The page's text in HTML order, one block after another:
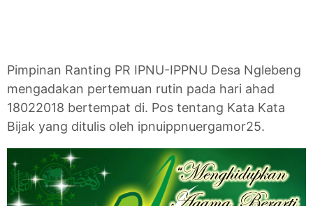
Pimpinan Ranting PR IPNU-IPPNU Desa Nglebeng
mengadakan pertemuan rutin pada hari ahad
18022018 bertempat di. Pos tentang Kata Kata
Bijak yang ditulis oleh ipnuippnuergamor25.